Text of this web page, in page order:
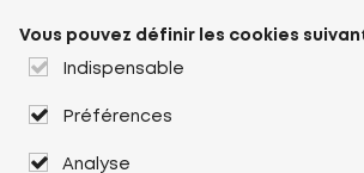
Vous pouvez définir les cookies
Indispensable
Préférences
Analyse